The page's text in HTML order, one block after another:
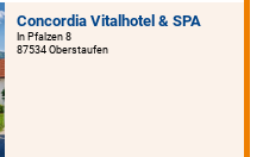
Concordia Vitalhotel & SPA
In Pfalzen 8
87534 Oberstaufen